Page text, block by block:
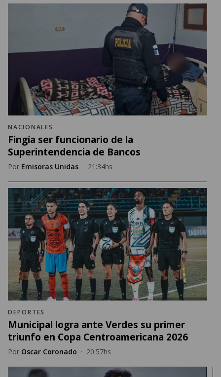
NACIONALES
Fingía ser funcionario de la
Superintendencia de Bancos
Por Emisoras Unidas · 21:34hs
DEPORTES
Municipal logra ante Verdes su primer
triunfo en Copa Centroamericana 2026
Por Oscar Coronado · 20:57hs